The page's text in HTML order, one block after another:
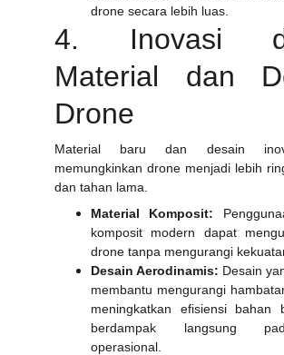
drone secara lebih luas.
4. Inovasi
Material dan
Drone
Material baru dan desain
memungkinkan drone menjadi lebih
dan tahan lama.
Material Komposit:
komposit modern dapat
drone tanpa mengurangi
Desain Aerodinamis: Desain
membantu mengurangi
meningkatkan efisiensi bahan
berdampak langsung
operasional.